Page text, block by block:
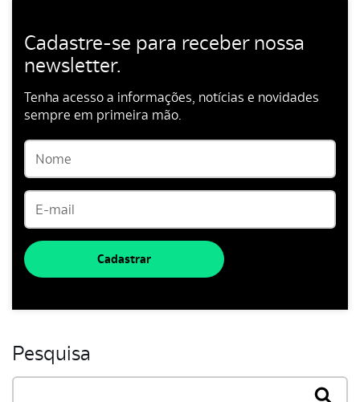
Cadastre-se para receber nossa
newsletter.
Tenha acesso a informações, notícias e novidades
sempre em primeira mão.
Cadastrar
Pesquisa